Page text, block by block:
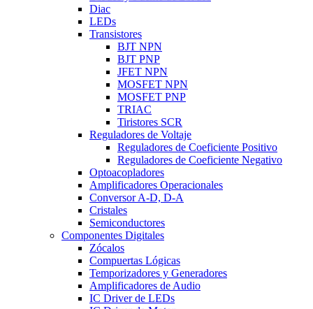
Diac
LEDs
Transistores
BJT NPN
BJT PNP
JFET NPN
MOSFET NPN
MOSFET PNP
TRIAC
Tiristores SCR
Reguladores de Voltaje
Reguladores de Coeficiente Positivo
Reguladores de Coeficiente Negativo
Optoacopladores
Amplificadores Operacionales
Conversor A-D, D-A
Cristales
Semiconductores
Componentes Digitales
Zócalos
Compuertas Lógicas
Temporizadores y Generadores
Amplificadores de Audio
IC Driver de LEDs